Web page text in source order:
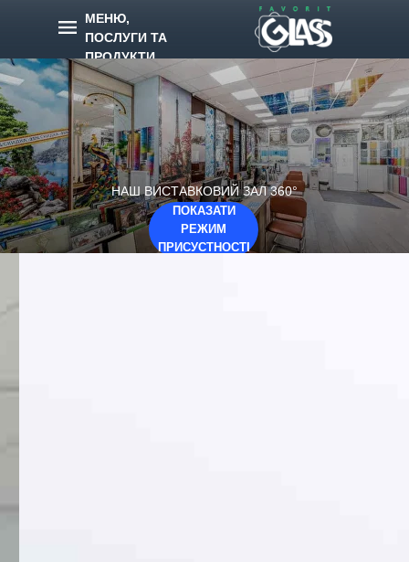
МЕНЮ,
ПОСЛУГИ ТА
ПРОДУКТИ
НАШ ВИСТАВКОВИЙ ЗАЛ 360°
ПОКАЗАТИ
РЕЖИМ
ПРИСУСТНОСТІ